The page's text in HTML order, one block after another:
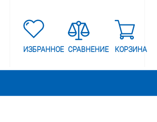
ИЗБРАННОЕ СРАВНЕНИЕ КОРЗИНА